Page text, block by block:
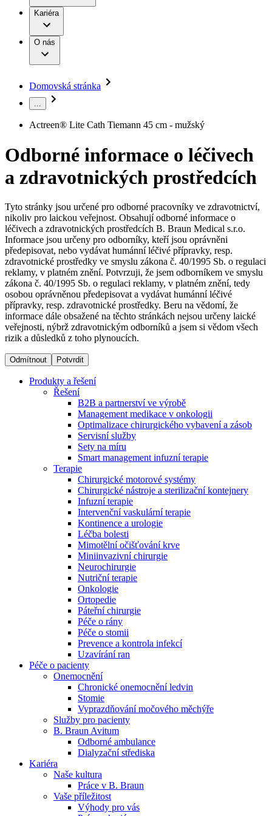
Léčba bolesti
Mimotělní očišťování krve
Nutriční terapie
Onkologie
Páteřní chirurgie
Péče o rány
Péče o stomii
Prevence a kontrola infekcí
Řešení
Terapie
Produktový katalog​
Objevte naše produkty. Navštivte produktový katalog B.
Braun s našim kompletním produktovým portfoliem.
Onemocnění
B. Braun Avitum
Dialyzační střediska​
B. Braun Avitum poskytuje kvalitní dialyzační péči ve všech
svých střediscích v České republice. Více informací se
dozvíte na stránkách jednotlivých středisek.
Odborné ambulance
Naše specializované ambulance jsou tu pro vás. Zvolte
specializaci a město, které potřebujete, a objednejte se do naší
ambulance.
Práce a kariéra
Naše kultura
Vaše příležitost​
Nabídky pracovních míst
Objevte své kariérní příležitosti ​v B. Braun. Vyhledejte náš trh
práce​ pro zajímavé pozice.​
Odpovědnost
Média
Kontaktní formulář
Registrace k odběru newsletteru
Společnost
Odpovědnost
Média
Kontakt
Zůstaňte v dialogu s B. Braun. ​Kontaktujte nás.​
Kariéra
O nás
Domovská stránka
...
Actreen® Lite Cath Tiemann 45 cm - mužský
Odborné informace o léčivech
a zdravotnických prostředcích
Tyto stránky jsou určené pro odborné pracovníky ve zdravotnictví,
nikoliv pro laickou veřejnost. Obsahují odborné informace o
léčivech a zdravotnických prostředcích B. Braun Medical s.r.o.
Informace jsou určeny pro odborníky, kteří jsou oprávněni
předepisovat, nebo vydávat humánní léčivé přípravky, resp.
zdravotnické prostředky ve smyslu zákona č. 40/1995 Sb. o regulaci
reklamy, v platném znění. Potvrzuji, že jsem odborníkem ve smyslu
zákona č. 40/1995 Sb. o regulaci reklamy, v platném znění, tedy
osobou oprávněnou předepisovat a vydávat humánní léčivé
přípravky, resp. zdravotnické prostředky. Beru na vědomí, že
informace dále obsažené na těchto stránkách nejsou určeny laické
veřejnosti, nýbrž zdravotnickým odborníků a jsem si vědom všech
rizik a důsledků z toho plynoucích.
Odmítnout Potvrdit
Produkty a řešení
Řešení
B2B a partnerství ve výrobě
Management medikace v onkologii
Optimalizace chirurgického vybavení a zásob
Servisní služby
Sety na míru
Smart management infuzní terapie​
Terapie
Chirurgické motorové systémy
Chirurgické nástroje a sterilizační kontejnery
Infuzní terapie
Intervenční vaskulární terapie
Kontinence a urologie
Léčba bolesti
Mimotělní očišťování krve
Miniinvazivní chirurgie
Neurochirurgie
Nutriční terapie
Onkologie
Ortopedie
Páteřní chirurgie
Péče o rány
Péče o stomii
Prevence a kontrola infekcí
Uzavírání ran
Péče o pacienty
Onemocnění
Chronické onemocnění ledvin
Stomie
Vyprazdňování močového měchýře
Služby pro pacienty
B. Braun Avitum
Odborné ambulance
Dialyzační střediska
Kariéra
Naše kultura
Práce v B. Braun
Vaše příležitost​
Výhody pro vás